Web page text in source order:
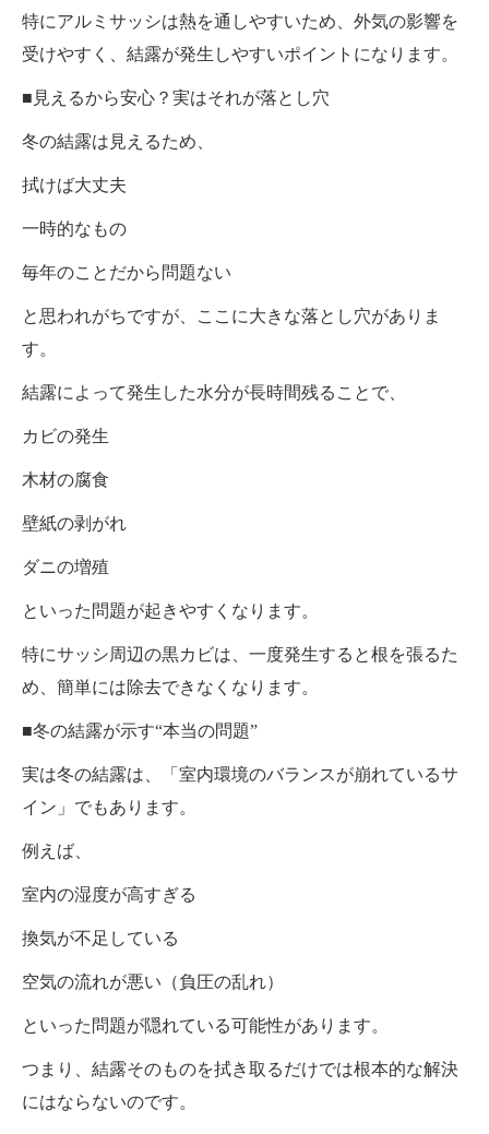
特にアルミサッシは熱を通しやすいため、外気の影響を
受けやすく、結露が発生しやすいポイントになります。
■見えるから安心？実はそれが落とし穴
冬の結露は見えるため、
拭けば大丈夫
一時的なもの
毎年のことだから問題ない
と思われがちですが、ここに大きな落とし穴がありま
す。
結露によって発生した水分が長時間残ることで、
カビの発生
木材の腐食
壁紙の剥がれ
ダニの増殖
といった問題が起きやすくなります。
特にサッシ周辺の黒カビは、一度発生すると根を張るた
め、簡単には除去できなくなります。
■冬の結露が示す“本当の問題”
実は冬の結露は、「室内環境のバランスが崩れているサ
イン」でもあります。
例えば、
室内の湿度が高すぎる
換気が不足している
空気の流れが悪い（負圧の乱れ）
といった問題が隠れている可能性があります。
つまり、結露そのものを拭き取るだけでは根本的な解決
にはならないのです。